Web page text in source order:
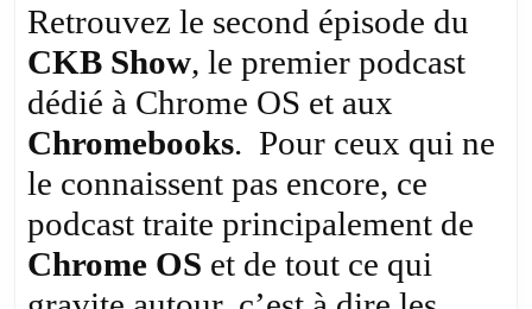
est
enfin
Retrouvez le second épisode du
CKB Show, le premier podcast
dédié à Chrome OS et aux
Chromebooks. Pour ceux qui ne
le connaissent pas encore, ce
podcast traite principalement de
Chrome OS et de tout ce qui